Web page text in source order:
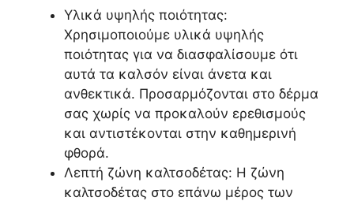
Υλικά υψηλής ποιότητας:
Χρησιμοποιούμε υλικά υψηλής
ποιότητας για να διασφαλίσουμε ότι
αυτά τα καλσόν είναι άνετα και
ανθεκτικά. Προσαρμόζονται στο δέρμα
σας χωρίς να προκαλούν ερεθισμούς
και αντιστέκονται στην καθημερινή
φθορά.
Λεπτή ζώνη καλτσοδέτας: Η ζώνη
καλτσοδέτας στο επάνω μέρος των